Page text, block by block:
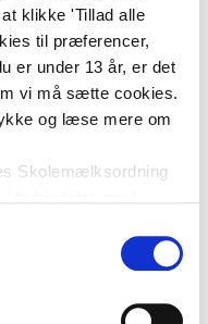
klikke 'Tillad alle
til præferencer,
er under 13 år, er det
vi må sætte cookies.
og læse mere om
Skolemælksordning
Forside